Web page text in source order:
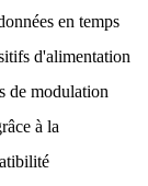
en temps
d'alimentation
de modulation
à la